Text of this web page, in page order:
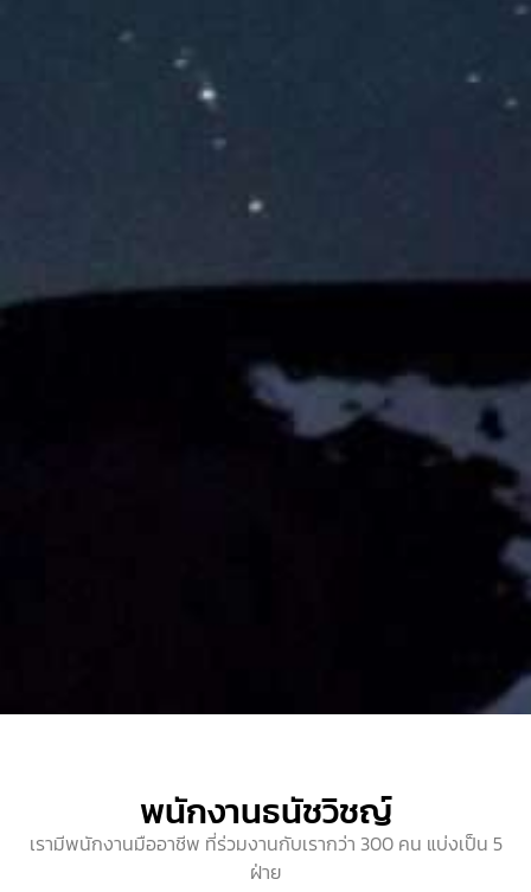
พนักงานธนัชวิชญ์
เรามีพนักงานมืออาชีพ ที่ร่วมงานกับเรากว่า 300 คน แบ่งเป็น 5
ฝ่าย